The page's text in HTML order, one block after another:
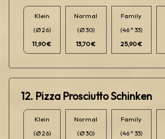
Klein
(Ø 26)
11,90 €
Normal
(Ø 30)
13,70 €
Family
(46 * 33)
25,90 €
12. Pizza Prosciutto Schinken
Klein
(Ø 26)
Normal
(Ø 30)
Family
(46 * 33)